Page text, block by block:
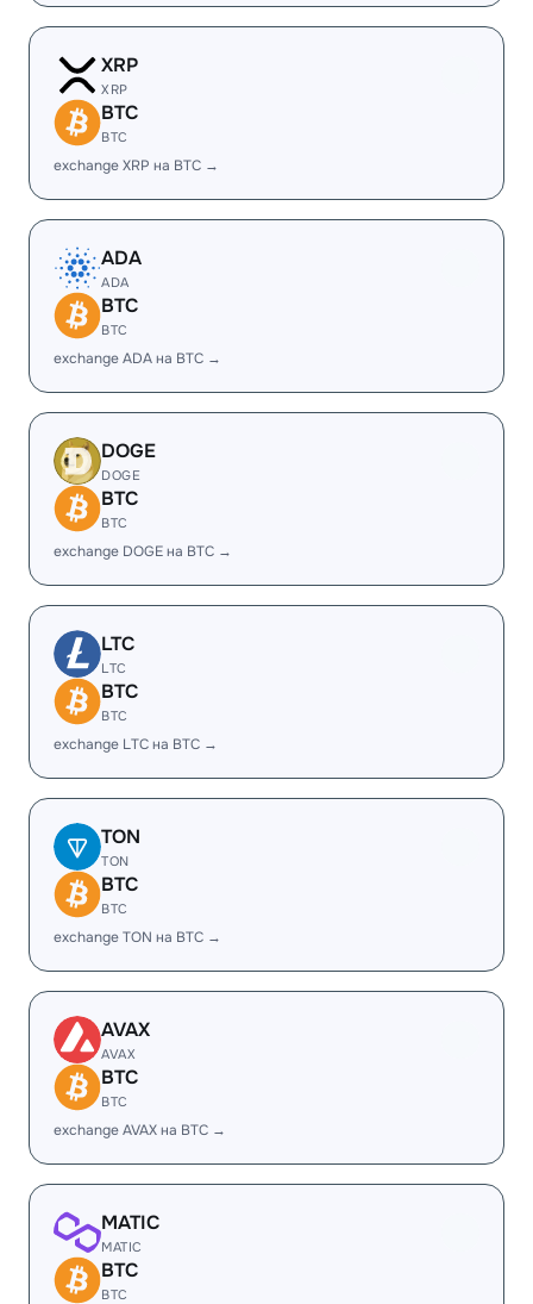
XRP
XRP
BTC
BTC
exchange XRP на BTC →
ADA
ADA
BTC
BTC
exchange ADA на BTC →
DOGE
DOGE
BTC
BTC
exchange DOGE на BTC →
LTC
LTC
BTC
BTC
exchange LTC на BTC →
TON
TON
BTC
BTC
exchange TON на BTC →
AVAX
AVAX
BTC
BTC
exchange AVAX на BTC →
MATIC
MATIC
BTC
BTC